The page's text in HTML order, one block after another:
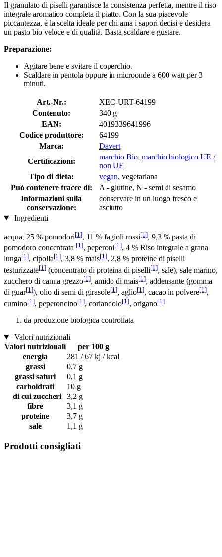
Il granulato di piselli garantisce la consistenza perfetta, mentre il riso
integrale aromatico completa il piatto. Con la sua piacevole
piccantezza, è la scelta ideale per chi ama i sapori decisi e desidera
un pasto bio veloce e di qualità. Basta scaldare e gustare.
Preparazione:
Agitare bene e svitare il coperchio.
Scaldare in pentola oppure in microonde a 600 watt per 3
minuti.
Art.-Nr.:
XEC-URT-64199
Contenuto:
340 g
EAN:
4019339641996
Codice produttore:
64199
Marca:
Davert
Certificazioni:
marchio Bio, marchio biologico UE /
non UE
Tipo di dieta:
vegan, vegetariana
Può contenere tracce di:
A - glutine, N - semi di sesamo
Informazioni sulla
conservazione:
conservare in un luogo fresco e
asciutto
Ingredienti
acqua, 25 % pomodori[1], 11 % fagioli rossi[1], 9,3 % pasta di
pomodoro concentrata [1], peperoni[1], 4 % Riso integrale a grana
lunga[1], cipolla[1], 3,8 % mais[1], 2,8 % proteine di piselli
testurizzate[1] (concentrato di proteina di piselli[1], sale), sale marino,
zucchero di canna grezzo[1], amido di mais[1], addensante (gomma
di guar[1]), olio di semi di girasole[1], aglio[1], cacao in polvere[1],
cumino[1], peperoncino[1], coriandolo[1], origano[1]
da produzione biologica controllata
Valori nutrizionali
Valori nutrizionali
per 100 g
energia
281 / 67 kj / kcal
grassi
0,7 g
grassi saturi
0,1 g
carboidrati
10 g
di cui zuccheri
3,2 g
fibre
3,1 g
proteine
3,7 g
sale
1,1 g
Prodotti consigliati